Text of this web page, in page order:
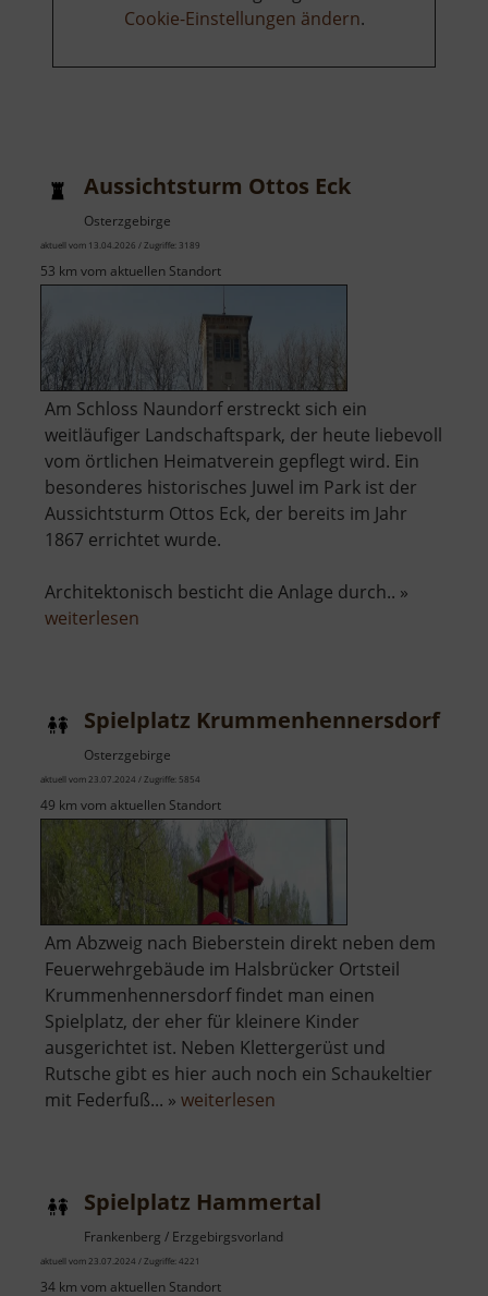
Cookie-Einstellungen ändern.
Aussichtsturm Ottos Eck
Osterzgebirge
aktuell vom 13.04.2026 / Zugriffe: 3189
53 km vom aktuellen Standort
Am Schloss Naundorf erstreckt sich ein
weitläufiger Landschaftspark, der heute liebevoll
vom örtlichen Heimatverein gepflegt wird. Ein
besonderes historisches Juwel im Park ist der
Aussichtsturm Ottos Eck, der bereits im Jahr
1867 errichtet wurde.
Architektonisch besticht die Anlage durch.. »
weiterlesen
Spielplatz Krummenhennersdorf
Osterzgebirge
aktuell vom 23.07.2024 / Zugriffe: 5854
49 km vom aktuellen Standort
Am Abzweig nach Bieberstein direkt neben dem
Feuerwehrgebäude im Halsbrücker Ortsteil
Krummenhennersdorf findet man einen
Spielplatz, der eher für kleinere Kinder
ausgerichtet ist. Neben Klettergerüst und
Rutsche gibt es hier auch noch ein Schaukeltier
mit Federfuß... » weiterlesen
Spielplatz Hammertal
Frankenberg / Erzgebirgsvorland
aktuell vom 23.07.2024 / Zugriffe: 4221
34 km vom aktuellen Standort